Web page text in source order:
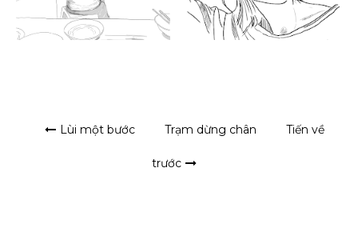
Lùi một bước Trạm dừng chân Tiến về
trước